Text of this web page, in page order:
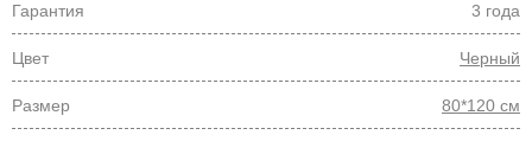
Гарантия 3 года
Цвет Черный
Размер 80*120 см